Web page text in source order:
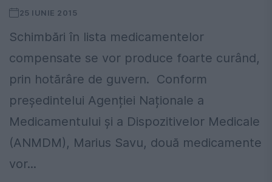
25 IUNIE 2015
Schimbări în lista medicamentelor
compensate se vor produce foarte curând,
prin hotărâre de guvern. Conform
președintelui Agenției Naționale a
Medicamentului și a Dispozitivelor Medicale
(ANMDM), Marius Savu, două medicamente
vor...